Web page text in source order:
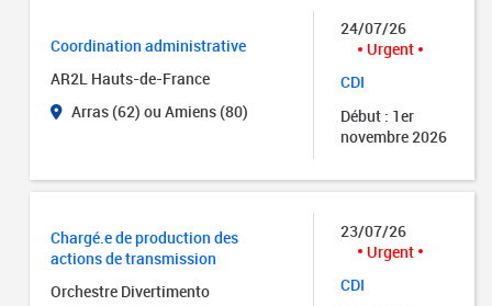
Coordination administrative
AR2L Hauts-de-France
Arras (62) ou Amiens (80)
24/07/26
Urgent
CDI
Début : 1er
novembre 2026
Chargé.e de production des
actions de transmission
Orchestre Divertimento
23/07/26
Urgent
CDI